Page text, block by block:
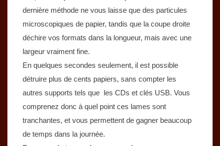
dernière méthode ne vous laisse que des particules
microscopiques de papier, tandis que la coupe droite
déchire vos formats dans la longueur, mais avec une
largeur vraiment fine.
En quelques secondes seulement, il est possible
détruire plus de cents papiers, sans compter les
autres supports tels que les CDs et clés USB. Vous
comprenez donc à quel point ces lames sont
tranchantes, et vous permettent de gagner beaucoup
de temps dans la journée.